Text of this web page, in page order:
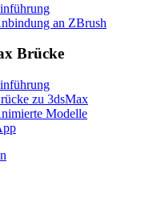
an ZBrush
Brücke
zu 3dsMax
Modelle